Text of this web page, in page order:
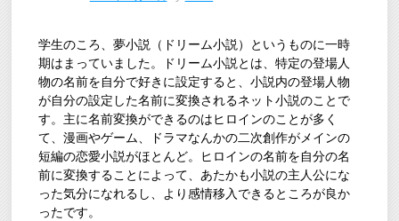
学生のころ、夢小説（ドリーム小説）というものに一時
期はまっていました。ドリーム小説とは、特定の登場人
物の名前を自分で好きに設定すると、小説内の登場人物
が自分の設定した名前に変換されるネット小説のことで
す。主に名前変換ができるのはヒロインのことが多く
て、漫画やゲーム、ドラマなんかの二次創作がメインの
短編の恋愛小説がほとんど。ヒロインの名前を自分の名
前に変換することによって、あたかも小説の主人公にな
った気分になれるし、より感情移入できるところが良か
ったです。